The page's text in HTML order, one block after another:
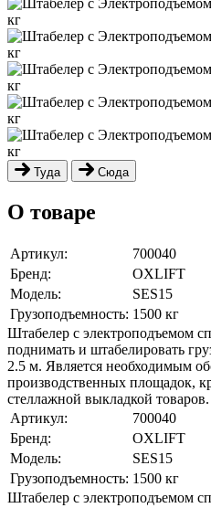
Туда Сюда
О товаре
Артикул:
700040
Бренд:
OXLIFT
Модель:
SES15
Грузоподъемность: 1500 кг
Штабелер с электроподъемом
поднимать и штабелировать
2.5 м. Является необходимым
производственных площадок,
стеллажной выкладкой товаров.
Артикул:
700040
Бренд:
OXLIFT
Модель:
SES15
Грузоподъемность: 1500 кг
Штабелер с электроподъемом